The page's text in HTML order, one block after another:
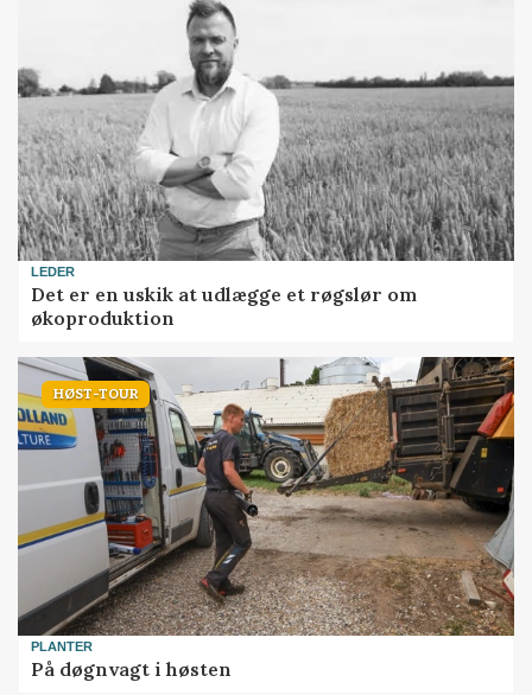
LEDER
Det er en uskik at udlægge et røgslør om
økoproduktion
HØST-TOUR
PLANTER
På døgnvagt i høsten